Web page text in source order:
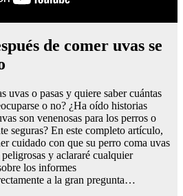
de comer uvas se
uvas o pasas y quiere saber cuántas
o no? ¿Ha oído historias
son venenosas para los perros o
seguras? En este completo artículo,
cuidado con que su perro coma uvas
y aclararé cualquier
los informes
a la gran pregunta…